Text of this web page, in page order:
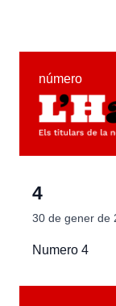
número
4
30 de gener de
Numero 4